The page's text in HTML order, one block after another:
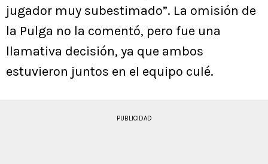
jugador muy subestimado”. La omisión de
la Pulga no la comentó, pero fue una
llamativa decisión, ya que ambos
estuvieron juntos en el equipo culé.
PUBLICIDAD